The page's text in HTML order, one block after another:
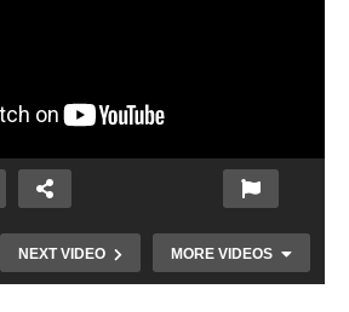
NEXT VIDEO MORE VIDEOS